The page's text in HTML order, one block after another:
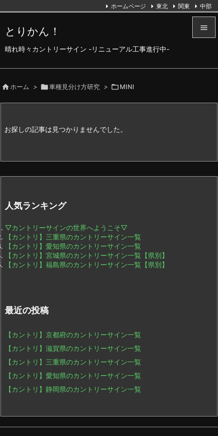
とりかん！
晴れ時々カントリーサイン -リニューアル工事進行中-

ホームページ 東北 関東 中部
 ホーム > 車種見分け方研究 > MINI
お探しの記事は見つかりませんでした。
人気ランキング
▽カントリーサインの世界へようこそ▽
【カントリ】三重県のカントリーサイン一覧
【カントリ】愛知県のカントリーサイン一覧
【カントリ】宮城県のカントリーサイン一覧【県別】
【カントリ】福島県のカントリーサイン一覧【県別】
最近の投稿
【カントリ】京都府のカントリーサイン一覧
【カントリ】滋賀県のカントリーサイン一覧
【カントリ】三重県のカントリーサイン一覧
【カントリ】愛知県のカントリーサイン一覧
【カントリ】静岡県のカントリーサイン一覧